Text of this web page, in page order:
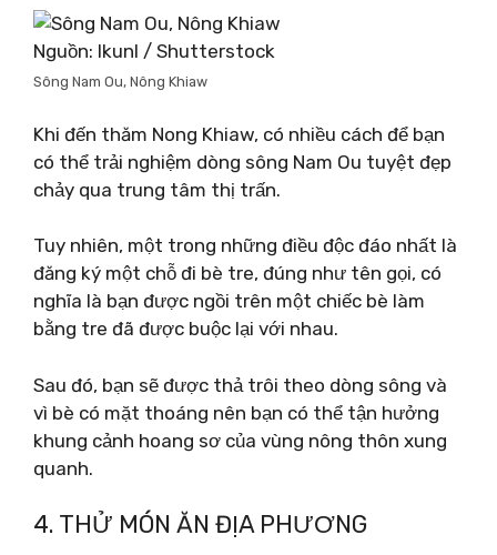
Nguồn: lkunl / Shutterstock
Sông Nam Ou, Nông Khiaw
Khi đến thăm Nong Khiaw, có nhiều cách để bạn
có thể trải nghiệm dòng sông Nam Ou tuyệt đẹp
chảy qua trung tâm thị trấn.
Tuy nhiên, một trong những điều độc đáo nhất là
đăng ký một chỗ đi bè tre, đúng như tên gọi, có
nghĩa là bạn được ngồi trên một chiếc bè làm
bằng tre đã được buộc lại với nhau.
Sau đó, bạn sẽ được thả trôi theo dòng sông và
vì bè có mặt thoáng nên bạn có thể tận hưởng
khung cảnh hoang sơ của vùng nông thôn xung
quanh.
4. THỬ MÓN ĂN ĐỊA PHƯƠNG